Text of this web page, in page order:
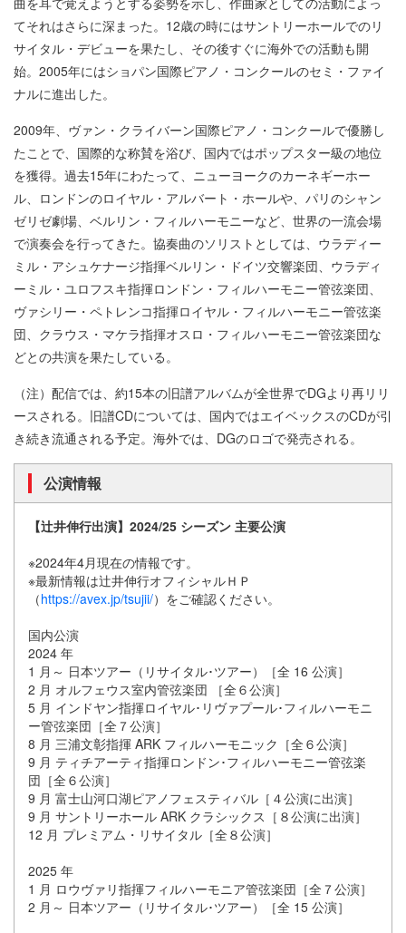
てそれはさらに深まった。12歳の時にはサントリーホールでのリ
サイタル・デビューを果たし、その後すぐに海外での活動も開
始。2005年にはショパン国際ピアノ・コンクールのセミ・ファイ
ナルに進出した。
2009年、ヴァン・クライバーン国際ピアノ・コンクールで優勝し
たことで、国際的な称賛を浴び、国内ではポップスター級の地位
を獲得。過去15年にわたって、ニューヨークのカーネギーホー
ル、ロンドンのロイヤル・アルバート・ホールや、パリのシャン
ゼリゼ劇場、ベルリン・フィルハーモニーなど、世界の一流会場
で演奏会を行ってきた。協奏曲のソリストとしては、ウラディー
ミル・アシュケナージ指揮ベルリン・ドイツ交響楽団、ウラディ
ーミル・ユロフスキ指揮ロンドン・フィルハーモニー管弦楽団、
ヴァシリー・ペトレンコ指揮ロイヤル・フィルハーモニー管弦楽
団、クラウス・マケラ指揮オスロ・フィルハーモニー管弦楽団な
どとの共演を果たしている。
（注）配信では、約15本の旧譜アルバムが全世界でDGより再リリ
ースされる。旧譜CDについては、国内ではエイベックスのCDが引
き続き流通される予定。海外では、DGのロゴで発売される。
公演情報
【辻井伸行出演】2024/25 シーズン 主要公演
※2024年4月現在の情報です。
※最新情報は辻井伸行オフィシャルＨＰ
（https://avex.jp/tsujii/）をご確認ください。
国内公演
2024 年
1 月～ 日本ツアー（リサイタル･ツアー）［全 16 公演］
2 月 オルフェウス室内管弦楽団 ［全６公演］
5 月 インドヤン指揮ロイヤル･リヴァプール･フィルハーモニ
ー管弦楽団［全７公演］
8 月 三浦文彰指揮 ARK フィルハーモニック［全６公演］
9 月 ティチアーティ指揮ロンドン･フィルハーモニー管弦楽
団［全６公演］
9 月 富士山河口湖ピアノフェスティバル［４公演に出演］
9 月 サントリーホール ARK クラシックス［８公演に出演］
12 月 プレミアム・リサイタル［全８公演］
2025 年
1 月 ロウヴァリ指揮フィルハーモニア管弦楽団［全７公演］
2 月～ 日本ツアー（リサイタル･ツアー）［全 15 公演］